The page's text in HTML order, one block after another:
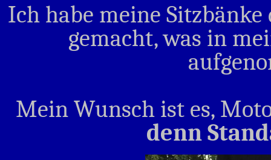
Ich habe meine
gemacht, was in
Mein Wunsch ist es,
denn